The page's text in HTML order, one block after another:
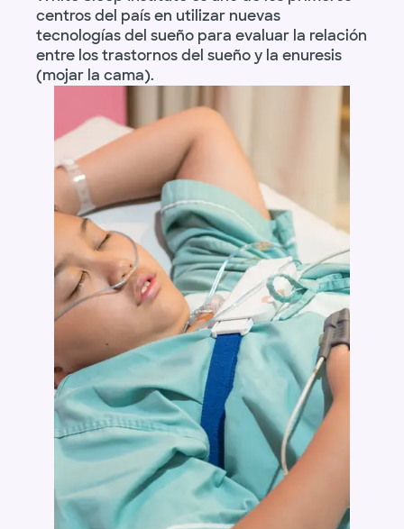
centros del país en utilizar nuevas
tecnologías del sueño para evaluar la relación
entre los trastornos del sueño y la enuresis
(mojar la cama).